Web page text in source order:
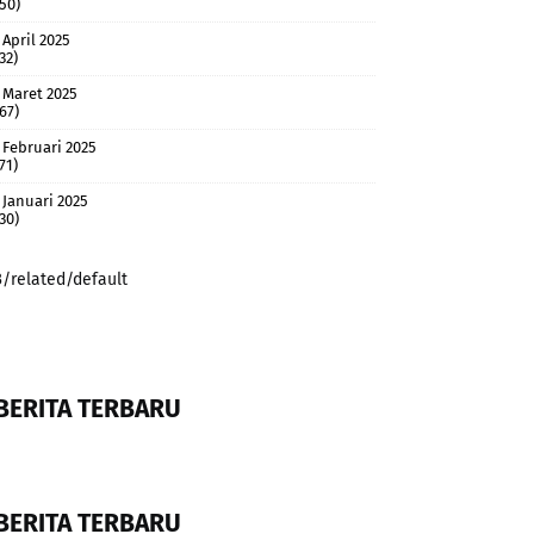
April 2025
Maret 2025
Februari 2025
Januari 2025
related/default
TERBARU
TERBARU